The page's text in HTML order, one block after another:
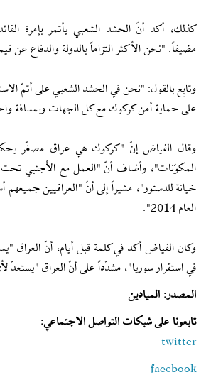
كذلك، أكد أنّ الحشد الشعبي يأتمر بإمرة
مضيفاً: "نحن الأكثر التزاماً بالدولة والدفاع عن
وتابع بالقول: "نحن في الحشد الشعبي على أتمّ
على حماية أمن كركوك مع كل الجهات وبمسافة
وقال الفياض إنّ "كركوك هي عراق مصغّر
المكوّنات"، وأضاف أنّ "العمل مع الأجنبي تحت
خيانة للدستور"، مشيراً إلى أنّ "العراقيين
العام 2014".
وكان الفياض أكد في كلمة قبل أيام، أنّ العراق
في استقرار سوريا"، مشدّداً على أنّ العراق "يستعدّ
المصدر: الميادين
تابعونا على شبكات التواصل الاجتماعي:
twitter
facebook